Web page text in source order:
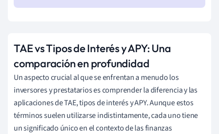
TAE vs Tipos de Interés y APY: Una
comparación en profundidad
Un aspecto crucial al que se enfrentan a menudo los
inversores y prestatarios es comprender la diferencia y las
aplicaciones de TAE, tipos de interés y APY. Aunque estos
términos suelen utilizarse indistintamente, cada uno tiene
un significado único en el contexto de las finanzas